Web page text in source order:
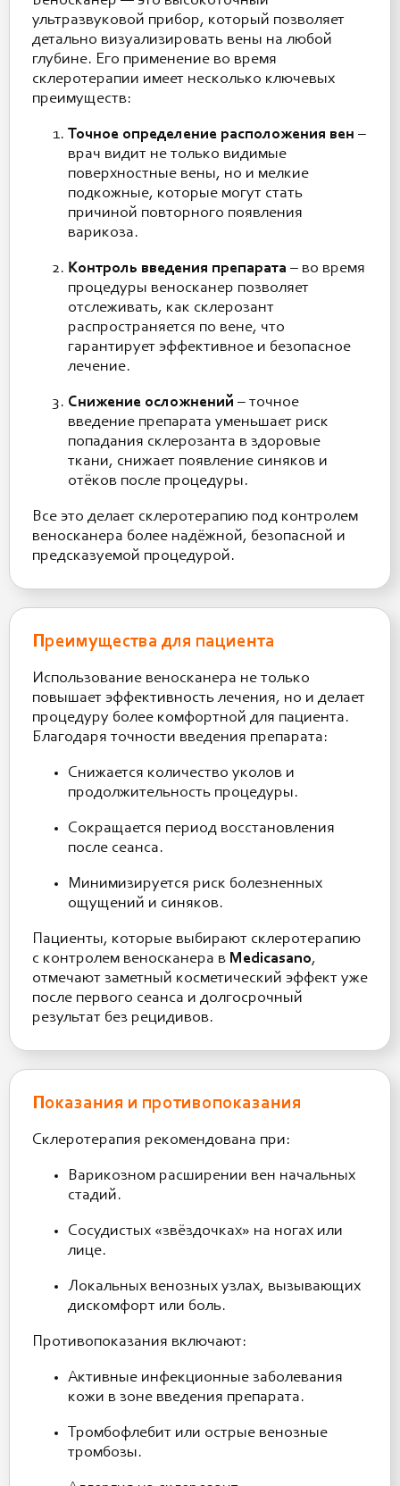
ультразвуковой прибор, который позволяет
детально визуализировать вены на любой
глубине. Его применение во время
склеротерапии имеет несколько ключевых
преимуществ:
Точное определение расположения вен –
врач видит не только видимые
поверхностные вены, но и мелкие
подкожные, которые могут стать
причиной повторного появления
варикоза.
Контроль введения препарата – во время
процедуры веноскaнер позволяет
отслеживать, как склерозант
распространяется по вене, что
гарантирует эффективное и безопасное
лечение.
Снижение осложнений – точное
введение препарата уменьшает риск
попадания склерозанта в здоровые
ткани, снижает появление синяков и
отёков после процедуры.
Все это делает склеротерапию под контролем
веноскaнера более надёжной, безопасной и
предсказуемой процедурой.
Преимущества для пациента
Использование веноскaнера не только
повышает эффективность лечения, но и делает
процедуру более комфортной для пациента.
Благодаря точности введения препарата:
Снижается количество уколов и
продолжительность процедуры.
Сокращается период восстановления
после сеанса.
Минимизируется риск болезненных
ощущений и синяков.
Пациенты, которые выбирают склеротерапию
с контролем веноскaнера в Medicasano,
отмечают заметный косметический эффект уже
после первого сеанса и долгосрочный
результат без рецидивов.
Показания и противопоказания
Склеротерапия рекомендована при:
Варикозном расширении вен начальных
стадий.
Сосудистых «звёздочках» на ногах или
лице.
Локальных венозных узлах, вызывающих
дискомфорт или боль.
Противопоказания включают:
Активные инфекционные заболевания
кожи в зоне введения препарата.
Тромбофлебит или острые венозные
тромбозы.